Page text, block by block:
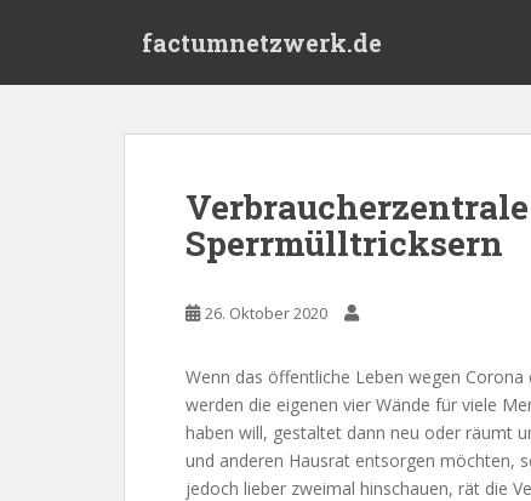
factumnetzwerk.de
Sperrmülltricksern
26. Oktober 2020
Wenn das öffentliche Leben wegen
werden die eigenen vier Wände für viele
haben will, gestaltet dann neu oder räumt
und anderen Hausrat entsorgen möchten,
jedoch lieber zweimal hinschauen, rät die